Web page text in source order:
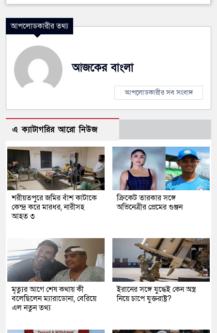
আপলোডকারীর তথ্য
আজকের বাংলা
আপলোডকারীর সব সংবাদ
এ ক্যাটাগরির আরো নিউজ
শরীয়তপুরে জমির বাঁশ কাটাকে
কেন্দ্র করে মারধর, নারীসহ
আহত ৩
ক্রিকেট তারকার সঙ্গে
অভিনেত্রীর প্রেমের গুঞ্জন
মৃত্যুর আগে শেষ কথায় কী
বলেছিলেন ম্যারাডোনা, বেরিয়ে
এল নতুন তথ্য
ইরানের সঙ্গে যুদ্ধেই কেন অস্ত্র
নিয়ে চাপে যুক্তরাষ্ট্র?